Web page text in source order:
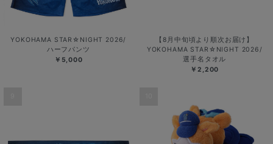
YOKOHAMA STAR☆NIGHT 2026/
ハーフパンツ
￥5,000
【8月中旬頃より順次お届け】
YOKOHAMA STAR☆NIGHT 2026/
選手名タオル
￥2,200